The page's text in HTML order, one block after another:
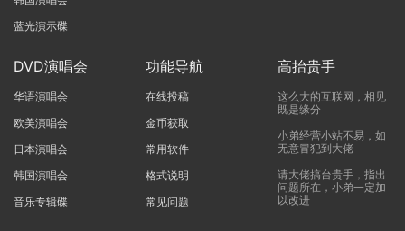
蓝光演示碟
DVD演唱会
华语演唱会
欧美演唱会
日本演唱会
韩国演唱会
音乐专辑碟
功能导航
在线投稿
金币获取
常用软件
格式说明
常见问题
高抬贵手
这么大的互联网，相见
既是缘分
小弟经营小站不易，如
无意冒犯到大佬
请大佬搞台贵手，指出
问题所在，小弟一定加
以改进